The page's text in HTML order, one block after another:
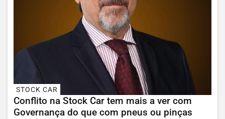
STOCK CAR
Conflito na Stock Car tem mais a ver com
Governança do que com pneus ou pinças